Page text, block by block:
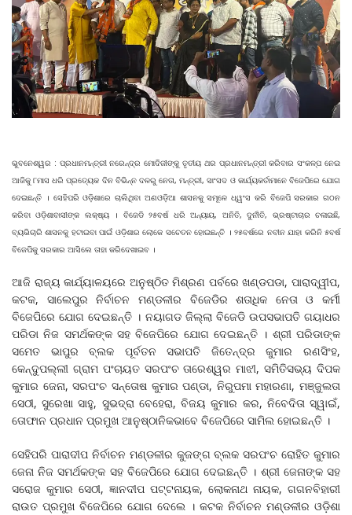
ଭୁବନେଶ୍ୱର : ପ୍ରଧାନମନ୍ତ୍ରୀ ନରେନ୍ଦ୍ର ମୋଦିଜୀଙ୍କୁ ତୃତୀୟ ଥର ପ୍ରଧାନମନ୍ତ୍ରୀ କରିବାର ସଂକଳ୍ପ ନେଇ
ଆଜିକୁ ୮ମାସ ଧରି ପ୍ରତ୍ୟେକ ଦିନ ବିଭିନ୍ନ ଦଳରୁ ନେତା, ମନ୍ତ୍ରୀ, ସାଂସଦ ଓ କାର୍ଯ୍ୟକର୍ତାମାନେ ବିଜେପିରେ ଯୋଗ
ଦେଇଛନ୍ତି । ସେହିପରି ଓଡ଼ିଶାରେ ଚାଲିଥିବା ଅଣଓଡ଼ିଆ ଶାସନକୁ ସମୂଳେ ଧ୍ୱଂସ କରି ବିଜେପି ସରକାର ଗଠନ
କରିବା ଓଡ଼ିଶାବାସୀଙ୍କ ଲକ୍ଷ୍ୟ । ବିଜେଡି ୨୫ବର୍ଷ ଧରି ଅନ୍ୟାୟ, ଅନିତି, ଦୁର୍ନୀତି, ଭ୍ରଷ୍ଟାଚାର ଚଳାଇଛି,
ବ୍ୟଭିଚାରି ଶାସନକୁ ହଟାଇବା ପାଇଁ ଓଡ଼ିଶାର ଲୋକେ ସଚେତନ ହୋଇଛନ୍ତି । ୨୫ବର୍ଷରେ ନବୀନ ଯାହା କରିନି ୫ବର୍ଷ
ବିଜେପିକୁ ସରକାର ଆସିଲେ ତାହା କରିଦେଖାଇବ ।
ଆଜି ରାଜ୍ୟ କାର୍ଯ୍ୟାଳୟରେ ଅନୁଷ୍ଠିତ ମିଶ୍ରଣ ପର୍ବରେ ଖଣ୍ଡପଡା, ପାରାଦ୍ୱୀପ,
କଟକ, ସାଲେପୁର ନିର୍ବାଚନ ମଣ୍ଡଳୀର ବିଜେଡିର ଶତାଧିକ ନେତା ଓ କର୍ମୀ
ବିଜେପିରେ ଯୋଗ ଦେଇଛନ୍ତି । ନୟାଗଡ ଜିଲ୍ଲା ବିଜେଡି ଉପସଭାପତି ଗୟାଧର
ପରିଡା ନିଜ ସମର୍ଥକଙ୍କ ସହ ବିଜେପିରେ ଯୋଗ ଦେଇଛନ୍ତି । ଶ୍ରୀ ପରିଡାଙ୍କ
ସମେତ ଭାପୁର ବ୍ଲକ ପୂର୍ବତନ ସଭାପତି ଜିତେନ୍ଦ୍ର କୁମାର ରଣସିଂହ,
କେନ୍ଦୁପଲ୍ଲୀ ଗ୍ରାମ ପଂଚାୟତ ସରପଂଚ ତାରେଶ୍ୱର ମାଝୀ, ସମିତିସଭ୍ୟ ଦିପକ
କୁମାର ଜେନା, ସରପଂଚ ସନ୍ତୋଷ କୁମାର ପଣ୍ଡା, ନିରୁପମା ମହାରଣା, ମଞ୍ଜୁଲତା
ସେଠୀ, ସୁରେଖା ସାହୁ, ସୁଭଦ୍ରା ବେହେରା, ବିଜୟ କୁମାର କର, ନିବେଦିତା ସ୍ୱାଇଁ,
ତୋଫାନ ପ୍ରଧାନ ପ୍ରମୁଖ ଆନୁଷ୍ଠାନିକଭାବେ ବିଜେପିରେ ସାମିଲ ହୋଇଛନ୍ତି ।
ସେହିପରି ପାରାଦୀପ ନିର୍ବାଚନ ମଣ୍ଡଳୀର କୁଜଙ୍ଗ ବ୍ଲକ ସରପଂଚ ରୋହିତ କୁମାର
ଜେନା ନିଜ ସମର୍ଥକଙ୍କ ସହ ବିଜେପିରେ ଯୋଗ ଦେଇଛନ୍ତି । ଶ୍ରୀ ଜେନାଙ୍କ ସହ
ସରୋଜ କୁମାର ସେଠୀ, ଜ୍ଞାନଦୀପ ପଟ୍ଟନାୟକ, ଲୋକନାଥ ନାୟକ, ଗଗନବିହାରୀ
ରାଉତ ପ୍ରମୁଖ ବିଜେପିରେ ଯୋଗ ଦେଲେ । କଟକ ନିର୍ବାଚନ ମଣ୍ଡଳୀର ଓଡ଼ିଶା